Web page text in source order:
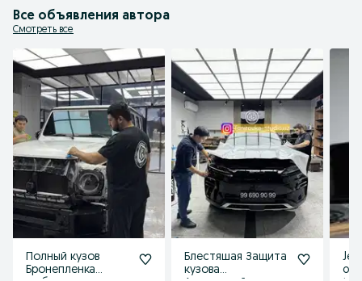
Все объявления автора
Смотреть все
Полный кузов
Бронепленка
Блестяшая Защита
кузова